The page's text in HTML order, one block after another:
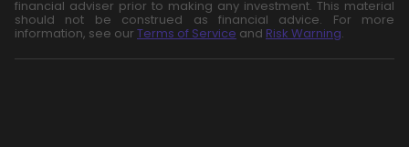
financial adviser prior to making any investment. This material
should not be construed as financial advice. For more
information, see our Terms of Service and Risk Warning.